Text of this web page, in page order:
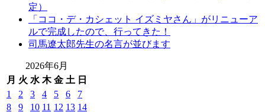
タ
ル
山
定）
「ココ・デ・カシェット イズミヤさん」がリニューア
ルで完成したので、行ってきた！
司馬遼太郎先生の名言が並びます
2026年6月
月 火 水 木 金 土 日
1
2 3 4 5 6
7
8
9 10 11 12 13 14